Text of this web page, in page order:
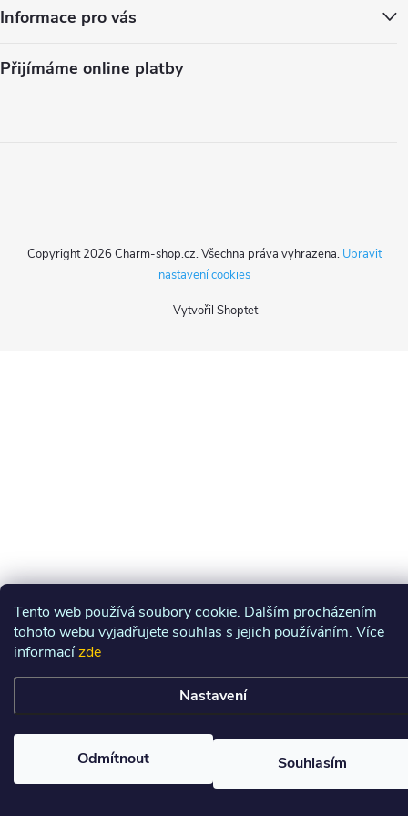
Tento web používá soubory cookie. Dalším procházením
tohoto webu vyjadřujete souhlas s jejich používáním. Více
informacízde
Nastavení
Odmítnout Souhlasím
Informace pro vás
Přijímáme online platby
Vytvořil Shoptet
Copyright 2026 Charm-shop.cz. Všechna práva vyhrazena. Upravit
nastavení cookies